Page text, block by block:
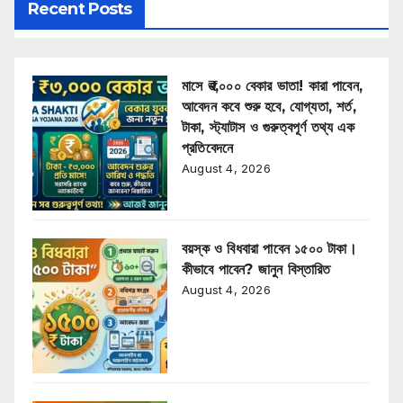
Recent Posts
মাসে ₹৩,০০০ বেকার ভাতা! কারা পাবেন,
আবেদন কবে শুরু হবে, যোগ্যতা, শর্ত,
টাকা, স্ট্যাটাস ও গুরুত্বপূর্ণ তথ্য এক
প্রতিবেদনে
August 4, 2026
বয়স্ক ও বিধবারা পাবেন ১৫০০ টাকা।
কীভাবে পাবেন? জানুন বিস্তারিত
August 4, 2026